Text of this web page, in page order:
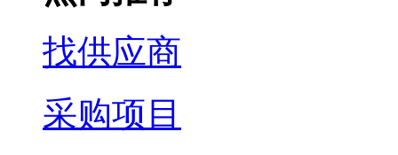
找供应商
采购项目